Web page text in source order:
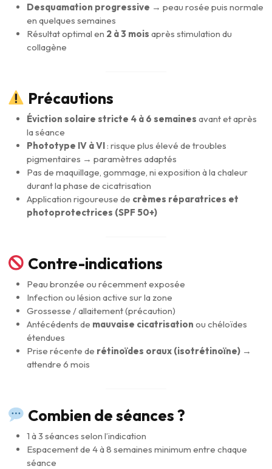
Desquamation progressive → peau rosée puis normale
en quelques semaines
Résultat optimal en 2 à 3 mois après stimulation du
collagène
Précautions
Éviction solaire stricte 4 à 6 semaines avant et après
la séance
Phototype IV à VI : risque plus élevé de troubles
pigmentaires → paramètres adaptés
Pas de maquillage, gommage, ni exposition à la chaleur
durant la phase de cicatrisation
Application rigoureuse de crèmes réparatrices et
photoprotectrices (SPF 50+)
Contre-indications
Peau bronzée ou récemment exposée
Infection ou lésion active sur la zone
Grossesse / allaitement (précaution)
Antécédents de mauvaise cicatrisation ou chéloïdes
étendues
Prise récente de rétinoïdes oraux (isotrétinoïne) →
attendre 6 mois
Combien de séances ?
1 à 3 séances selon l’indication
Espacement de 4 à 8 semaines minimum entre chaque
séance